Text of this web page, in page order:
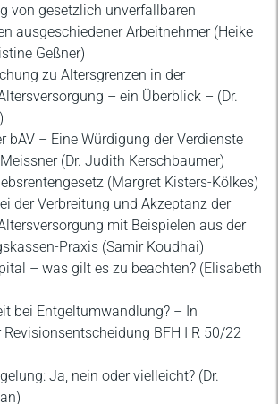
von gesetzlich unverfallbaren
ausgeschiedener Arbeitnehmer (Heike
Geßner)
zu Altersgrenzen in der
– ein Überblick – (Dr.
bAV – Eine Würdigung der Verdienste
(Dr. Judith Kerschbaumer)
(Margret Kisters-Kölkes)
der Verbreitung und Akzeptanz der
mit Beispielen aus der
Praxis (Samir Koudhai)
– was gilt es zu beachten? (Elisabeth
bei Entgeltumwandlung? – In
Revisionsentscheidung BFH I R 50/22
Ja, nein oder vielleicht? (Dr.